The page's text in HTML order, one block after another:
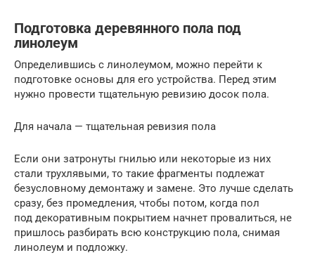
Подготовка деревянного пола под
линолеум
Определившись с линолеумом, можно перейти к
подготовке основы для его устройства. Перед этим
нужно провести тщательную ревизию досок пола.
Для начала — тщательная ревизия пола
Если они затронуты гнилью или некоторые из них
стали трухлявыми, то такие фрагменты подлежат
безусловному демонтажу и замене. Это лучше сделать
сразу, без промедления, чтобы потом, когда пол
под декоративным покрытием начнет провалиться, не
пришлось разбирать всю конструкцию пола, снимая
линолеум и подложку.